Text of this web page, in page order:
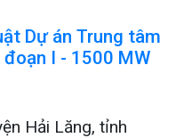
Dự án Trung tâm
I - 1500 MW
Hải Lăng, tỉnh